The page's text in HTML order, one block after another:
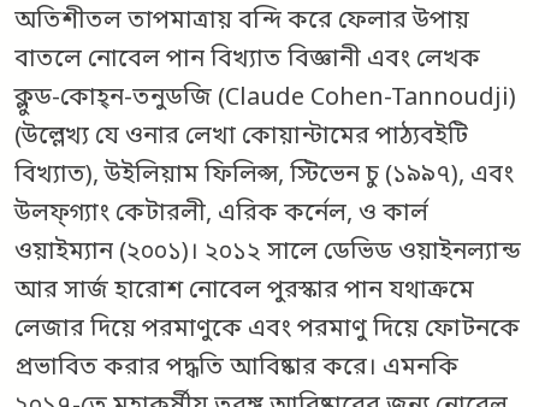
অতিশীতল তাপমাত্রায় বন্দি করে ফেলার উপায়
বাতলে নোবেল পান বিখ্যাত বিজ্ঞানী এবং লেখক
ক্লুড-কোহ্‌ন-তনুডজি (Claude Cohen-Tannoudji)
(উল্লেখ্য যে ওনার লেখা কোয়ান্টামের পাঠ্যবইটি
বিখ্যাত), উইলিয়াম ফিলিপ্স, স্টিভেন চু (১৯৯৭), এবং
উলফ্‌গ্যাং কেটারলী, এরিক কর্নেল, ও কার্ল
ওয়াইম্যান (২০০১)। ২০১২ সালে ডেভিড ওয়াইনল্যান্ড
আর সার্জ হারোশ নোবেল পুরস্কার পান যথাক্রমে
লেজার দিয়ে পরমাণুকে এবং পরমাণু দিয়ে ফোটনকে
প্রভাবিত করার পদ্ধতি আবিষ্কার করে। এমনকি